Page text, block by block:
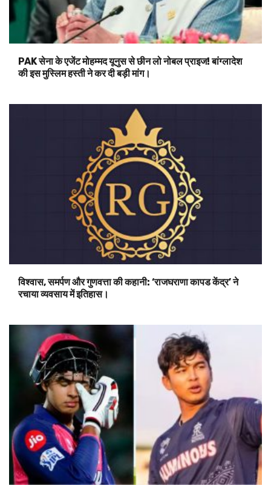
PAK सेना के एजेंट मोहम्मद यूनुस से छीन लो नोबल प्राइज! बांग्लादेश
की इस मुस्लिम हस्ती ने कर दी बड़ी मांग।
विश्वास, समर्पण और गुणवत्ता की कहानी: ‘राजघराणा कापड केंद्र’ ने
रचाया व्यवसाय में इतिहास।